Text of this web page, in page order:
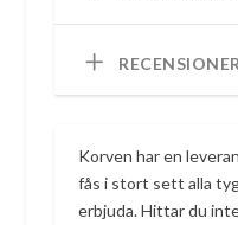
Korven har en
fås i stort sett alla
erbjuda. Hittar du